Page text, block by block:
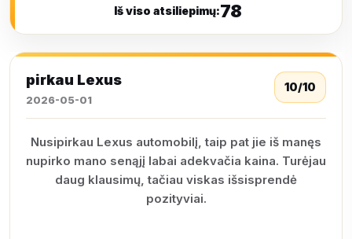
Iš viso atsiliepimų:78
pirkau Lexus
2026-05-01
10/10
Nusipirkau Lexus automobilį, taip pat jie iš manęs
nupirko mano senąjį labai adekvačia kaina. Turėjau
daug klausimų, tačiau viskas išsisprendė
pozityviai.